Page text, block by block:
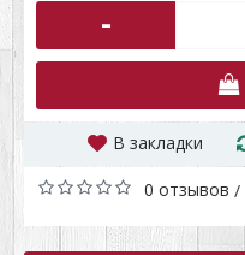
-
В закладки
0 отзывов /